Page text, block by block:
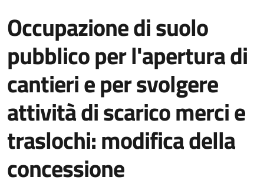
Occupazione di suolo
pubblico per l'apertura di
cantieri e per svolgere
attività di scarico merci e
traslochi: modifica della
concessione